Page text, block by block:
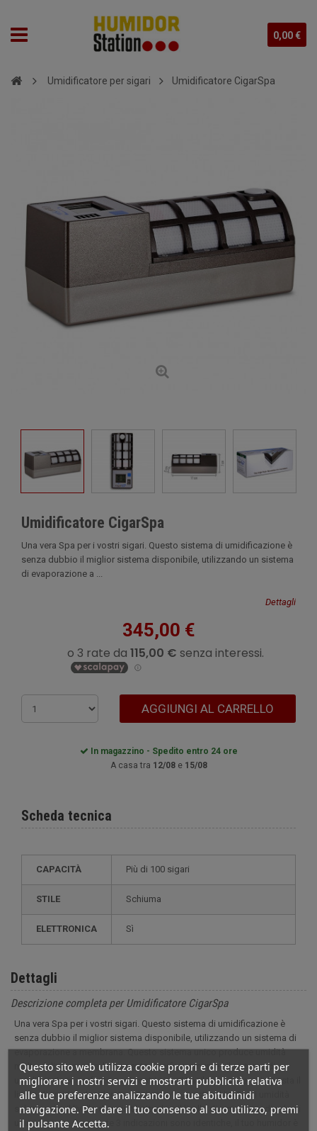
0,00 €
Questo sito web utilizza cookie propri e di terze parti per
migliorare i nostri servizi e mostrarti pubblicità relativa
alle tue preferenze analizzando le tue abitudinidi
navigazione. Per dare il tuo consenso al suo utilizzo, premi
il pulsante Accetta.
Umidificatore per sigari Umidificatore CigarSpa
Umidificatore CigarSpa
Una vera Spa per i vostri sigari. Questo sistema di umidificazione è
senza dubbio il miglior sistema disponibile, utilizzando un sistema
di evaporazione a ...
Dettagli
345,00 €
AGGIUNGI AL CARRELLO
In magazzino - Spedito entro 24 ore
A casa tra 12/08e 15/08
Scheda tecnica
CAPACITÀ più di 100 sigari
STILE schiuma
ELETTRONICA sì
Dettagli
Descrizione completa per Umidificatore CigarSpa
Una vera Spa per i vostri sigari. Questo sistema di umidificazione è
senza dubbio il miglior sistema disponibile, utilizzando un sistema di
evaporazione a membrana. Questo sistema unico produce umidità
molto delicatamente, lentamente e uniformemente - il sistema di
umidificazione preferito per i vostri sigari! Facile da usare, si imposta il
livello di umidità desiderato e il display lo mostra: Il livello di umidità
selezionato, il livello di umidità attuale e il livello di umidità medio degli
ultimi 3 giorni. Se queste 3 indicazioni sono identiche, il tuo humidor è